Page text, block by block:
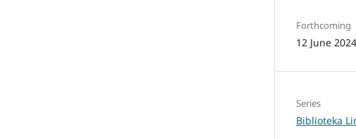
Forthcoming
12 June 2024
Series
Biblioteka